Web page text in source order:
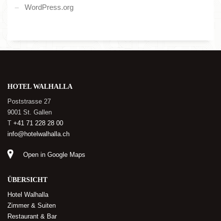
WordPress.org
HOTEL WALHALLA
Poststrasse 27
9001 St. Gallen
T +41 71 228 28 00
info@hotelwalhalla.ch
Open in Google Maps
ÜBERSICHT
Hotel Walhalla
Zimmer & Suiten
Restaurant & Bar